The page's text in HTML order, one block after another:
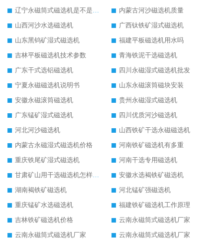
辽宁永磁筒式磁选机是不是强磁
内蒙古河沙磁选机质量
山西河沙水选磁选机
广西钛铁矿湿式磁选机
山东黑钨矿湿式磁选机
福建平板磁选机用水吗
吉林平板磁选机技术参数
青海铁泥干选磁选机
广东干式选铝磁选机
四川永磁湿式磁选机批发
宁夏永磁磁选机说明书
山东永磁滚筒磁块安装
安徽永磁滚筒磁选机
贵州永磁湿式磁选机
广东锰矿湿式磁选机
四川优质河沙磁选机
河北河沙磁选机
山西铁矿干选永磁磁选机
内蒙古永磁湿式磁选机价格
河南铁矿磁选机有多重
重庆铁尾矿湿式磁选机
河南干选专用磁选机
甘肃矿山用干选磁选机怎样调磁
安徽水选褐铁矿磁选机
湖南褐铁矿磁选机
河北锰矿强磁选机
重庆锰矿水选磁选机
福建铁矿磁选机工作原理
吉林铁矿磁选机价格
云南永磁筒式磁选机厂家
云南永磁筒式磁选机厂家
云南永磁筒式磁选机厂家